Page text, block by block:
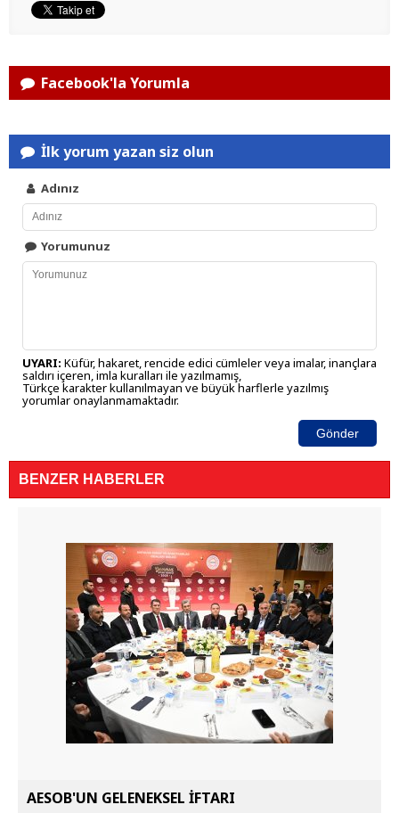
Facebook'la Yorumla
İlk yorum yazan siz olun
Adınız
Yorumunuz
UYARI: Küfür, hakaret, rencide edici cümleler veya imalar, inançlara
saldırı içeren, imla kuralları ile yazılmamış,
Türkçe karakter kullanılmayan ve büyük harflerle yazılmış
yorumlar onaylanmamaktadır.
Gönder
BENZER HABERLER
AESOB'UN GELENEKSEL İFTARI